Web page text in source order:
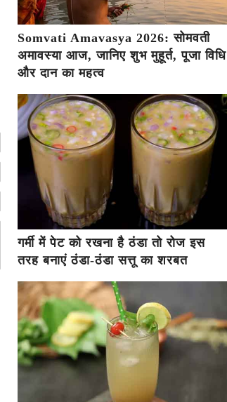
Somvati Amavasya 2026: सोमवती
अमावस्या आज, जानिए शुभ मुहूर्त, पूजा विधि
और दान का महत्व
गर्मी में पेट को रखना है ठंडा तो रोज इस
तरह बनाएं ठंडा-ठंडा सत्तू का शरबत